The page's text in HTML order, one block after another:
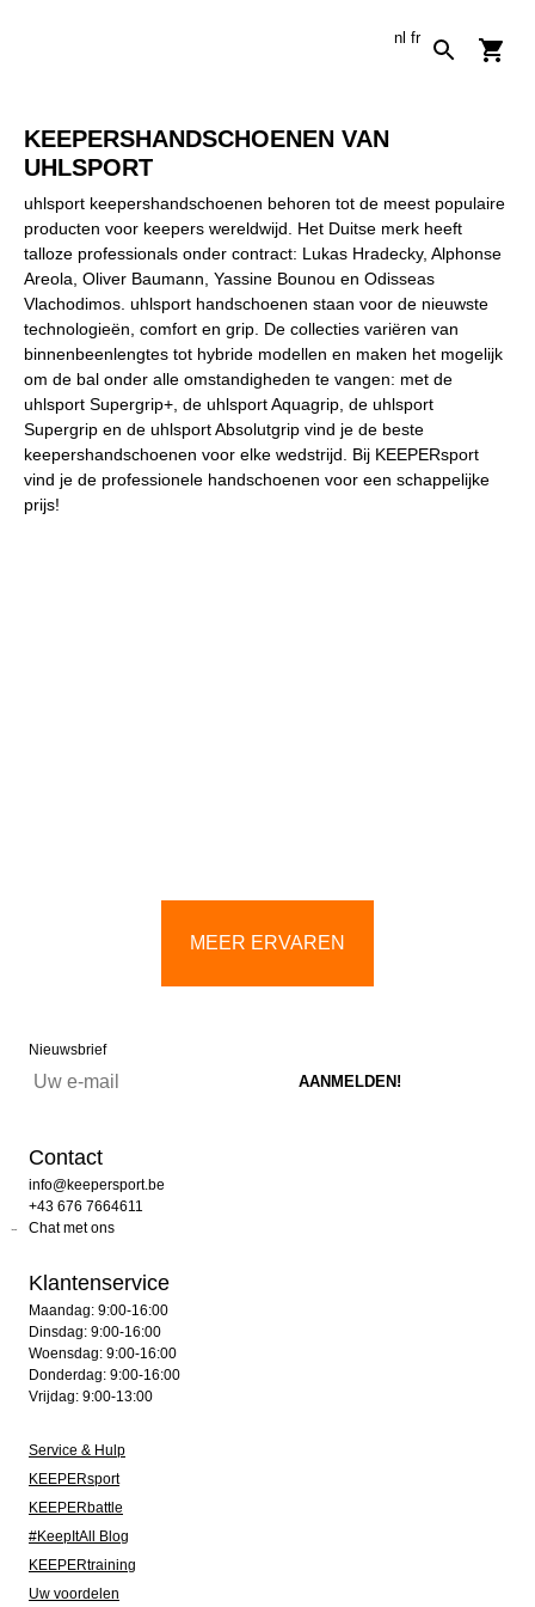
nl fr
KEEPERSHANDSCHOENEN VAN
UHLSPORT
uhlsport keepershandschoenen behoren tot de meest populaire
producten voor keepers wereldwijd. Het Duitse merk heeft
talloze professionals onder contract: Lukas Hradecky, Alphonse
Areola, Oliver Baumann, Yassine Bounou en Odisseas
Vlachodimos. uhlsport handschoenen staan ​​voor de nieuwste
technologieën, comfort en grip. De collecties variëren van
binnenbeenlengtes tot hybride modellen en maken het mogelijk
om de bal onder alle omstandigheden te vangen: met de
uhlsport Supergrip+, de uhlsport Aquagrip, de uhlsport
Supergrip en de uhlsport Absolutgrip vind je de beste
keepershandschoenen voor elke wedstrijd. Bij KEEPERsport
vind je de professionele handschoenen voor een schappelijke
prijs!
MEER ERVAREN
Nieuwsbrief
Contact
info@keepersport.be
+43 676 7664611
Chat met ons
Klantenservice
Maandag: 9:00-16:00
Dinsdag: 9:00-16:00
Woensdag: 9:00-16:00
Donderdag: 9:00-16:00
Vrijdag: 9:00-13:00
Service & Hulp
KEEPERsport
KEEPERbattle
#KeepItAll Blog
KEEPERtraining
Uw voordelen